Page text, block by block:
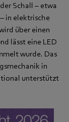
Schall – etwa
in elektrische
über einen
lässt eine LED
wurde. Das
in
unterstützt